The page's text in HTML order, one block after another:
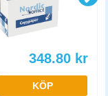
348.80 kr
KÖP